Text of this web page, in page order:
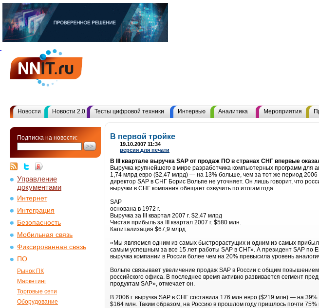
Новости Новости 2.0 Тесты цифровой техники Интервью Аналитика Мероприятия
Подписка на новости:
Управление
документами
Интернет
Интеграция
Безопасность
Мобильная связь
Фиксированная связь
ПО
Рынок ПК
Маркетинг
Торговые сети
Оборудование
В первой тройке
19.10.2007 11:34
версия для печати
В III квартале выручка SAP от продаж ПО в странах СНГ впервые
Выручка крупнейшего в мире разработчика компьютерных программ для
1,74 млрд евро ($2,47 млрд) — на 13% больше, чем за тот же период
директор SAP в СНГ Борис Вольпе не уточняет. Он лишь говорит, что
выручки в СНГ компания обещает озвучить по итогам года.
SAP
основана в 1972 г.
Выручка за III квартал 2007 г. $2,47 млрд
Чистая прибыль за III квартал 2007 г. $580 млн.
Капитализация $67,9 млрд
«Мы являемся одним из самых быстрорастущих и одним из самых
самым успешным за все 15 лет работы SAP в СНГ». А президент SAP по
выручка компании в России более чем на 20% превысила уровень
Вольпе связывает увеличение продаж SAP в России с общим
российского офиса. В последнее время активно развивается сегмент
продуктам SAP», отмечает он.
В 2006 г. выручка SAP в СНГ составила 176 млн евро ($219 млн) — на
$164 млн. Таким образом, на Россию в прошлом году пришлось почти